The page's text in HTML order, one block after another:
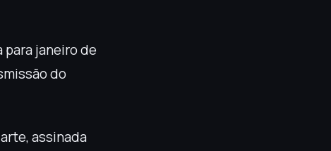
janeiro de
do
assinada